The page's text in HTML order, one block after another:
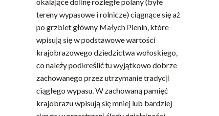
tereny wypasowe i rolnicze) ciągnące się aż
po grzbiet główny Małych Pienin, które
wpisują się w podstawowe wartości
krajobrazowego dziedzictwa wołoskiego,
co należy podkreślić tu wyjątkowo dobrze
zachowanego przez utrzymanie tradycji
ciągłego wypasu. W zachowaną pamięć
krajobrazu wpisują się mniej lub bardziej